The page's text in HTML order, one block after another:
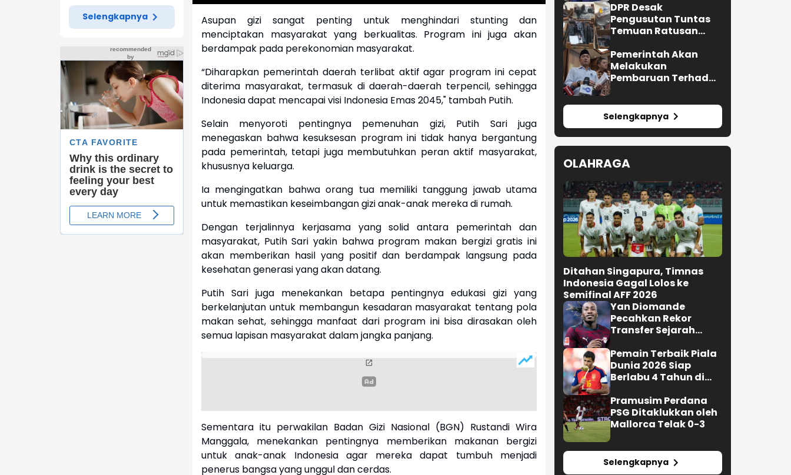
Selengkapnya
Asupan gizi sangat penting untuk menghindari stunting dan
menciptakan masyarakat yang berkualitas. Program ini juga akan
berdampak pada perekonomian masyarakat.
“Diharapkan pemerintah daerah terlibat aktif agar program ini cepat
diterima masyarakat, termasuk di daerah-daerah terpencil, sehingga
Indonesia dapat mencapai visi Indonesia Emas 2045," tambah Putih.
Selain menyoroti pentingnya pemenuhan gizi, Putih Sari juga
menegaskan bahwa kesuksesan program ini tidak hanya bergantung
pada pemerintah, tetapi juga membutuhkan peran aktif masyarakat,
khususnya keluarga.
Ia mengingatkan bahwa orang tua memiliki tanggung jawab utama
untuk memastikan keseimbangan gizi anak-anak mereka di rumah.
Dengan terjalinnya kerjasama yang solid antara pemerintah dan
masyarakat, Putih Sari yakin bahwa program makan bergizi gratis ini
akan memberikan hasil yang positif dan berdampak langsung pada
kesehatan generasi yang akan datang.
Putih Sari juga menekankan betapa pentingnya edukasi gizi yang
berkelanjutan untuk membangun kesadaran masyarakat tentang pola
makan sehat, sehingga manfaat dari program ini bisa dirasakan oleh
semua lapisan masyarakat dalam jangka panjang.
Sementara itu perwakilan Badan Gizi Nasional (BGN) Rustandi Wira
Manggala, menekankan pentingnya memberikan makanan bergizi
untuk anak-anak Indonesia agar mereka dapat tumbuh menjadi
penerus bangsa yang unggul dan cerdas.
DPR Desak
Pengusutan Tuntas
Temuan Ratusan
Pemerintah Akan
Melakukan
Pembaruan Terhadap
Selengkapnya
OLAHRAGA
Ditahan Singapura, Timnas
Indonesia Gagal Lolos ke
Semifinal AFF 2026
Yan Diomande
Pecahkan Rekor
Transfer Sejarah
Pemain Terbaik Piala
Dunia 2026 Siap
Berlabu 4 Tahun di
Pramusim Perdana
PSG Ditaklukkan oleh
Mallorca Telak 0-3
Selengkapnya